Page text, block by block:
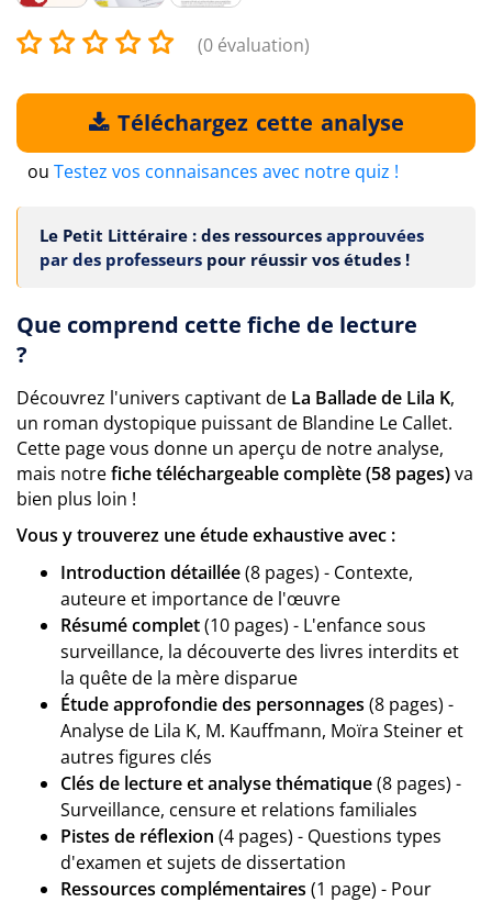
(0 évaluation)
Téléchargez cette analyse
ou Testez vos connaisances avec notre quiz !
Le Petit Littéraire : des ressources approuvées
par des professeurs pour réussir vos études !
Que comprend cette fiche de lecture
?
Découvrez l'univers captivant de La Ballade de Lila K,
un roman dystopique puissant de Blandine Le Callet.
Cette page vous donne un aperçu de notre analyse,
mais notrefiche téléchargeable complète (58 pages)va
bien plus loin !
Vous y trouverez une étude exhaustive avec :
Introduction détaillée(8 pages) - Contexte,
auteure et importance de l'œuvre
Résumé complet(10 pages) - L'enfance sous
surveillance, la découverte des livres interdits et
la quête de la mère disparue
Étude approfondie des personnages (8 pages) -
Analyse de Lila K, M. Kauffmann, Moïra Steiner et
autres figures clés
Clés de lecture et analyse thématique(8 pages) -
Surveillance, censure et relations familiales
Pistes de réflexion (4 pages) - Questions types
d'examen et sujets de dissertation
Ressources complémentaires (1 page) - Pour